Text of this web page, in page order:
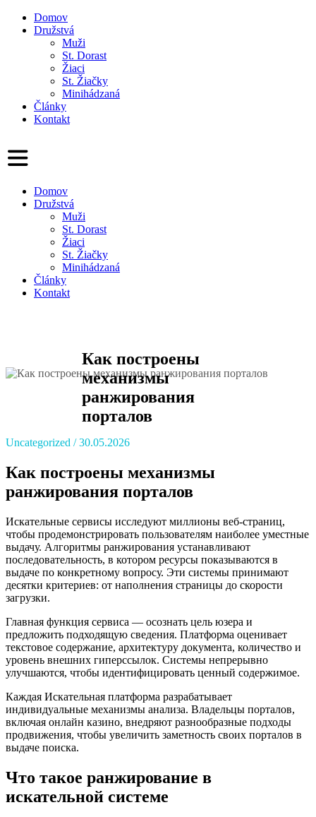
Domov
Družstvá
Muži
St. Dorast
Žiaci
St. Žiačky
Minihádzaná
Články
Kontakt
Domov
Družstvá
Muži
St. Dorast
Žiaci
St. Žiačky
Minihádzaná
Články
Kontakt
Как построены
механизмы
ранжирования
порталов
Uncategorized 30.05.2026
Как построены механизмы
ранжирования порталов
Искательные сервисы исследуют миллионы веб-страниц,
чтобы продемонстрировать пользователям наиболее уместные
выдачу. Алгоритмы ранжирования устанавливают
последовательность, в котором ресурсы показываются в
выдаче по конкретному вопросу. Эти системы принимают
десятки критериев: от наполнения страницы до скорости
загрузки.
Главная функция сервиса — осознать цель юзера и
предложить подходящую сведения. Платформа оценивает
текстовое содержание, архитектуру документа, количество и
уровень внешних гиперссылок. Системы непрерывно
улучшаются, чтобы идентифицировать ценный содержимое.
Каждая Искательная платформа разрабатывает
индивидуальные механизмы анализа. Владельцы порталов,
включая онлайн казино, внедряют разнообразные подходы
продвижения, чтобы увеличить заметность своих порталов в
выдаче поиска.
Что такое ранжирование в
искательной системе